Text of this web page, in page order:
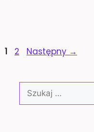
Strona
1 Strona
2 Następny →
Szukaj: